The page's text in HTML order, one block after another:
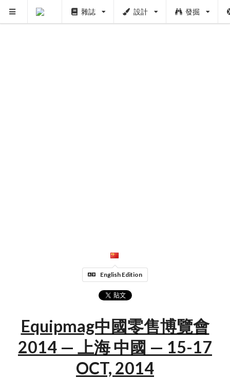
雜誌 設計 發掘
English Edition
Equipmag中國零售博覽會
2014 — 上海 中國 — 15-17
OCT, 2014